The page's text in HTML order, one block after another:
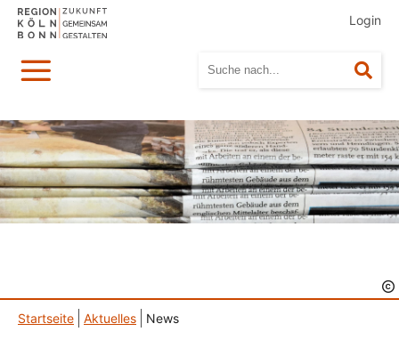
Login
Menü
Startseite Aktuelles News